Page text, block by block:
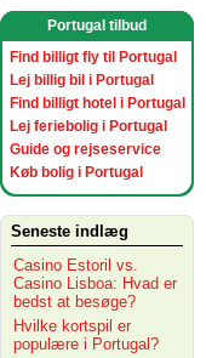
Portugal tilbud
Find billigt fly til Portugal
Lej billig bil i Portugal
Find billigt hotel i Portugal
Lej feriebolig i Portugal
Guide og rejseservice
Køb bolig i Portugal
Seneste indlæg
Casino Estoril vs.
Casino Lisboa: Hvad er
bedst at besøge?
Hvilke kortspil er
populære i Portugal?